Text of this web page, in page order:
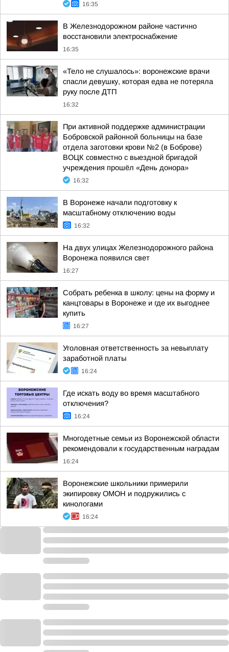
16:35
В Железнодорожном районе частично
восстановили электроснабжение
16:35
«Тело не слушалось»: воронежские врачи
спасли девушку, которая едва не потеряла
руку после ДТП
16:32
При активной поддержке администрации
Бобровской районной больницы на базе
отдела заготовки крови №2 (в Боброве)
ВОЦК совместно с выездной бригадой
учреждения прошёл «День донора»
16:32
В Воронеже начали подготовку к
масштабному отключению воды
16:32
На двух улицах Железнодорожного района
Воронежа появился свет
16:27
Собрать ребенка в школу: цены на форму и
канцтовары в Воронеже и где их выгоднее
купить
16:27
Уголовная ответственность за невыплату
заработной платы
16:24
Где искать воду во время масштабного
отключения?
16:24
Многодетные семьи из Воронежской области
рекомендовали к государственным наградам
16:24
Воронежские школьники примерили
экипировку ОМОН и подружились с
кинологами
16:24